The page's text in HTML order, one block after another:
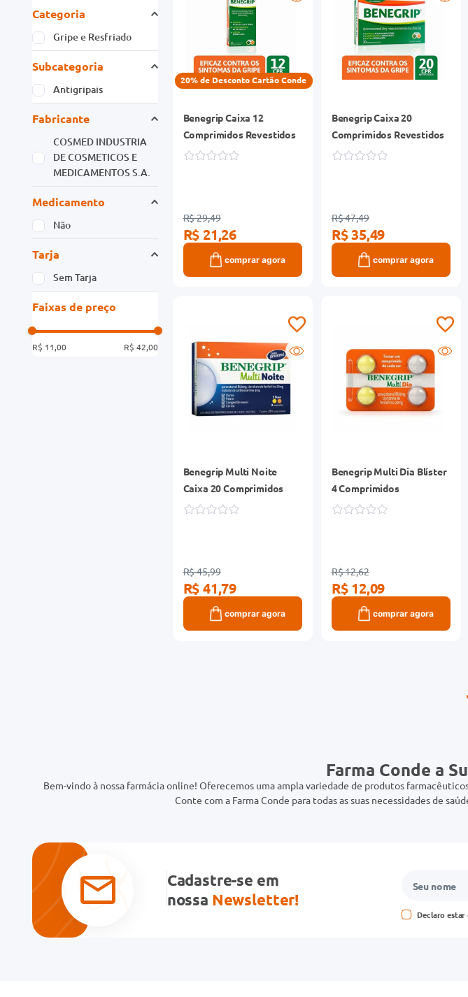
Categoria
Gripe e Resfriado
Subcategoria
Antigripais
Fabricante
COSMED INDUSTRIA
DE COSMETICOS E
MEDICAMENTOS S.A.
Medicamento
Não
Tarja
Sem Tarja
Faixas de preço
R$ 11,00 R$ 42,00
20% de Desconto Cartão Conde
Benegrip Caixa 12
Comprimidos Revestidos
R$ 29,49
R$ 21,26
comprar agora
Benegrip Caixa 20
Comprimidos Revestidos
R$ 47,49
R$ 35,49
comprar agora
Benegrip Multi Noite
Caixa 20 Comprimidos
R$ 45,99
R$ 41,79
comprar agora
Benegrip Multi Dia Blíster
4 Comprimidos
R$ 12,62
R$ 12,09
comprar agora
Farma Conde a
Bem-vindo à nossa farmácia online! Oferecemos uma ampla variedade de produtos
Conte com a Farma Conde para todas as suas necessidades de
Cadastre-se em
nossa Newsletter!
Declaro